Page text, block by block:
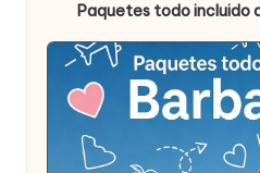
Paquetes todo incluido